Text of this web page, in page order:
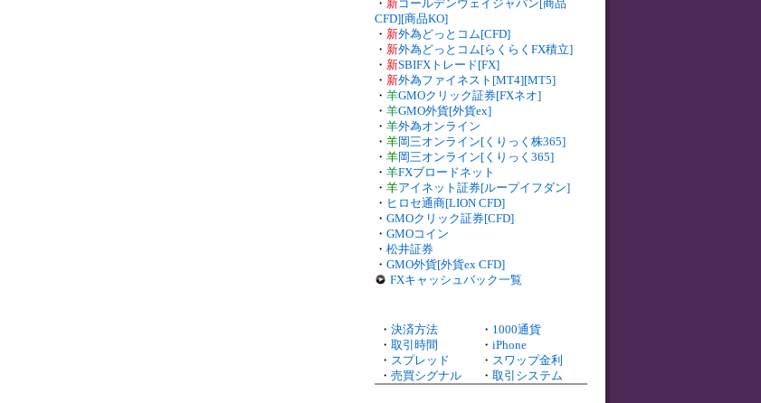
・ 新ゴールデンウェイジャパン[商品
CFD][商品KO]
・ 新外為どっとコム[CFD]
・ 新外為どっとコム[らくらくFX積立]
・ 新SBIFXトレード[FX]
・ 新外為ファイネスト[MT4][MT5]
・ 羊GMOクリック証券[FXネオ]
・ 羊GMO外貨[外貨ex]
・ 羊外為オンライン
・ 羊岡三オンライン[くりっく株365]
・ 羊岡三オンライン[くりっく365]
・ 羊FXブロードネット
・ 羊アイネット証券[ループイフダン]
・ ヒロセ通商[LION CFD]
・ GMOクリック証券[CFD]
・ GMOコイン
・ 松井証券
・ GMO外貨[外貨ex CFD]
FXキャッシュバック一覧
・ 決済方法 ・ 1000通貨
・ 取引時間 ・ iPhone
・ スプレッド ・ スワップ金利
・ 売買シグナル ・ 取引システム